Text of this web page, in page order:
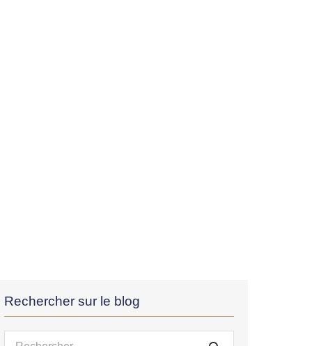
Rechercher sur le blog
Recherche